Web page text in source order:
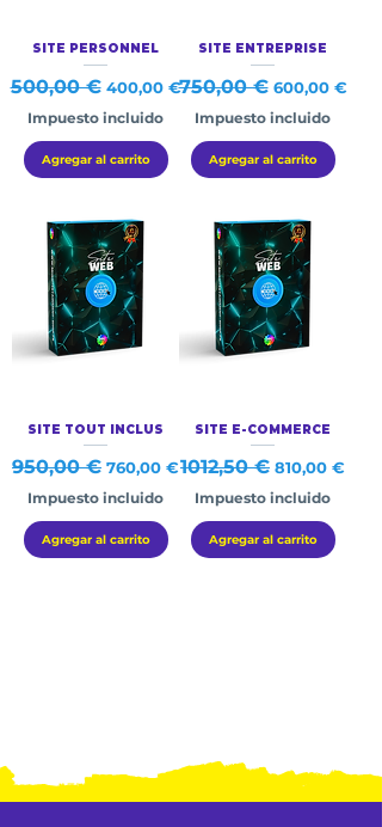
SITE PERSONNEL
Precio
500,00 € Precio de oferta
400,00 €
Impuesto incluido
Agregar al carrito
SITE ENTREPRISE
Precio
750,00 € Precio de
600,00 €
Impuesto incluido
Agregar al carrito
SITE TOUT INCLUS
Precio
950,00 € Precio de oferta
760,00 €
Impuesto incluido
Agregar al carrito
SITE E-COMMERCE
Precio
1012,50 € Precio de
810,00 €
Impuesto incluido
Agregar al carrito